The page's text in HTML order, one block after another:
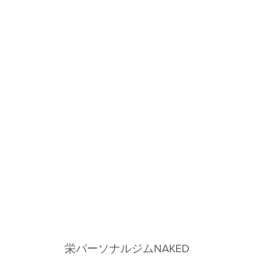
栄パーソナルジムNAKED